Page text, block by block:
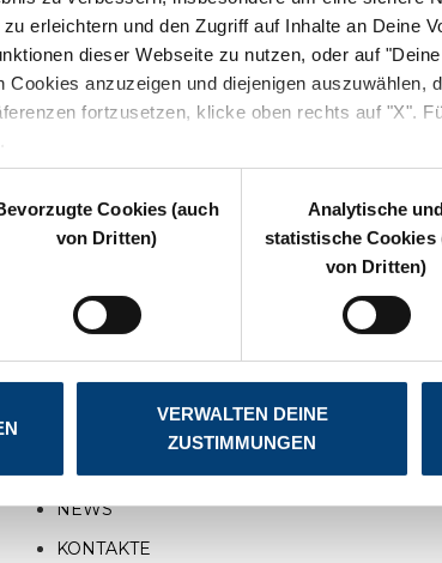
erleichtern und den Zugriff auf Inhalte an Deine
dieser Webseite zu nutzen, oder auf
Cookies anzuzeigen und diejenigen auszuwählen,
fortzusetzen, klicke oben rechts auf "X".
Cookies (auch
von Dritten)
Analytische
statistische Cookies
von Dritten)
VERWALTEN DEINE
ZUSTIMMUNGEN
KONTAKTE
KLEINUNTERNEHMEN
TECHNOLOGIEN
LÖSUNGEN
VIRTUELLES RECHENZENTRUM
NEWS
KONTAKTE